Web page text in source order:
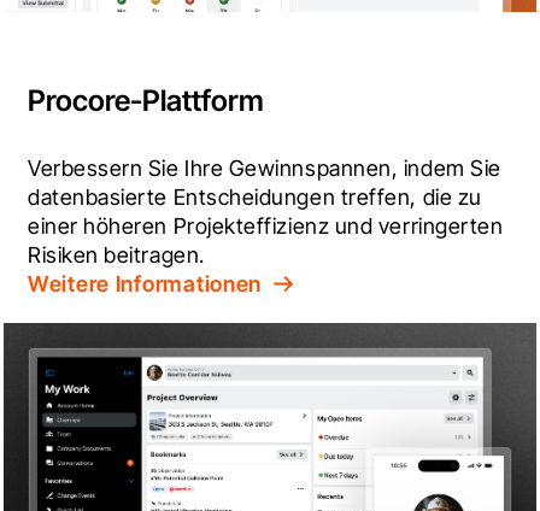
Procore-Plattform
Verbessern Sie Ihre Gewinnspannen, indem Sie
datenbasierte Entscheidungen treffen, die zu
einer höheren Projekteffizienz und verringerten
Risiken beitragen.
Weitere Informationen